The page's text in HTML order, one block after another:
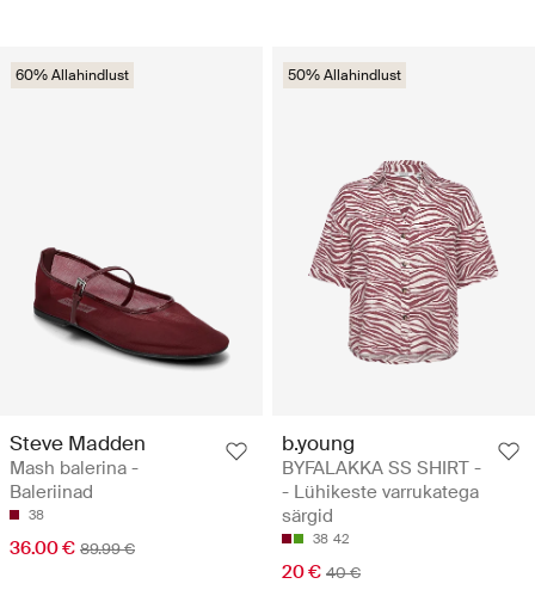
60% Allahindlust
Steve Madden
Mash balerina -
Baleriinad
38
36.00 € 89.99 €
50% Allahindlust
b.young
BYFALAKKA SS SHIRT -
- Lühikeste varrukatega
särgid
38 42
20 € 40 €